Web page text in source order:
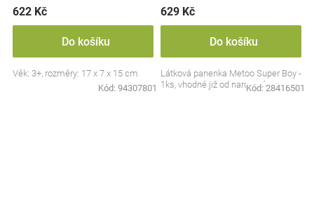
622 Kč
Do košíku
Věk: 3+, rozměry: 17 x 7 x 15 cm
Kód: 94307801
629 Kč
Do košíku
Látková panenka Metoo Super Boy -
1ks, vhodné již od narození
Kód: 28416501